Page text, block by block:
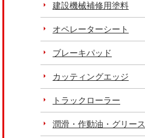
建設機械補修用塗料
オペレーターシート
ブレーキパッド
カッティングエッジ
トラックローラー
潤滑・作動油・グリース